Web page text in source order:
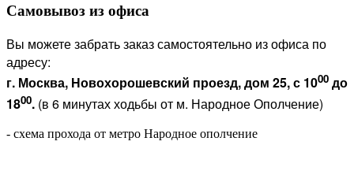
Самовывоз из офиса
Вы можете забрать заказ самостоятельно из офиса по
адресу:
г. Москва, Новохорошевский проезд, дом 25, с 1000 до
1800. (в 6 минутах ходьбы от м. Народное Ополчение)
- схема прохода от метро Народное ополчение